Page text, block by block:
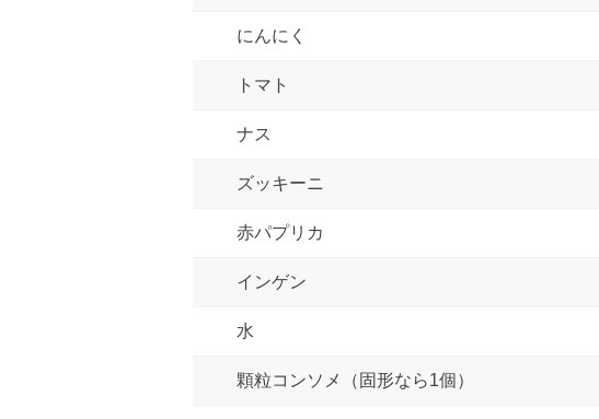
にんにく
トマト
ナス
ズッキーニ
赤パプリカ
インゲン
水
顆粒コンソメ（固形なら1個）